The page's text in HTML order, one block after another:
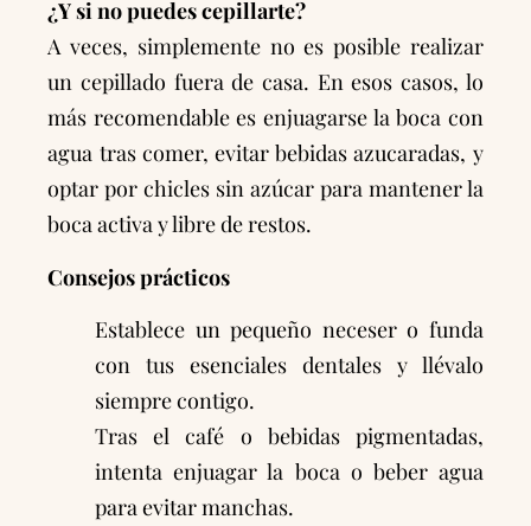
¿Y si no puedes cepillarte?
A veces, simplemente no es posible realizar
un cepillado fuera de casa. En esos casos, lo
más recomendable es enjuagarse la boca con
agua tras comer, evitar bebidas azucaradas, y
optar por chicles sin azúcar para mantener la
boca activa y libre de restos.
Consejos prácticos
Establece un pequeño neceser o funda
con tus esenciales dentales y llévalo
siempre contigo.
Tras el café o bebidas pigmentadas,
intenta enjuagar la boca o beber agua
para evitar manchas.